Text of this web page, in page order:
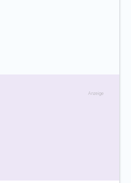
Anzeige